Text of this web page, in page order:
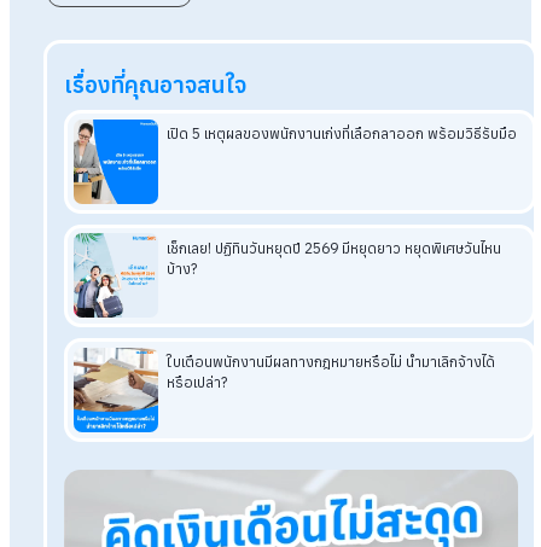
ลงโทษอย่างไรบ้าง?
ตอบ: มีโทษทางอาญาคือ จำคุกไม่เกิน 6 เดือน หรือปรับไม่เกิน
บาท หรือทั้งจำทั้งปรับ และนายจ้างยังคงต้องจ่ายเงินสมทบย้อนห
ที่ค้างทั้งหมด พร้อมกับเงินเพิ่ม (ดอกเบี้ย) ตามที่กฎหมายกำหนด
ถาม: พนักงานลาออกไปแล้ว แต่นายจ้างลืมแจ้ง "ลาออก" (
ได้นำชื่อออกจากระบบ) จะเป็นอะไรไหม?
ตอบ: นายจ้างต้องแจ้งเลิกขึ้นทะเบียนภายในวันที่ 15 ของเดือนถัด
หากแจ้งช้า ระบบจะยังมองว่าพนักงานทำงานอยู่ ทำให้มีเงินสมทบ
ค้างจ่ายย้อนหลัง และตัวพนักงานเองก็จะไม่สามารถยื่นขอรับเงิน
จากนายจ้างได้